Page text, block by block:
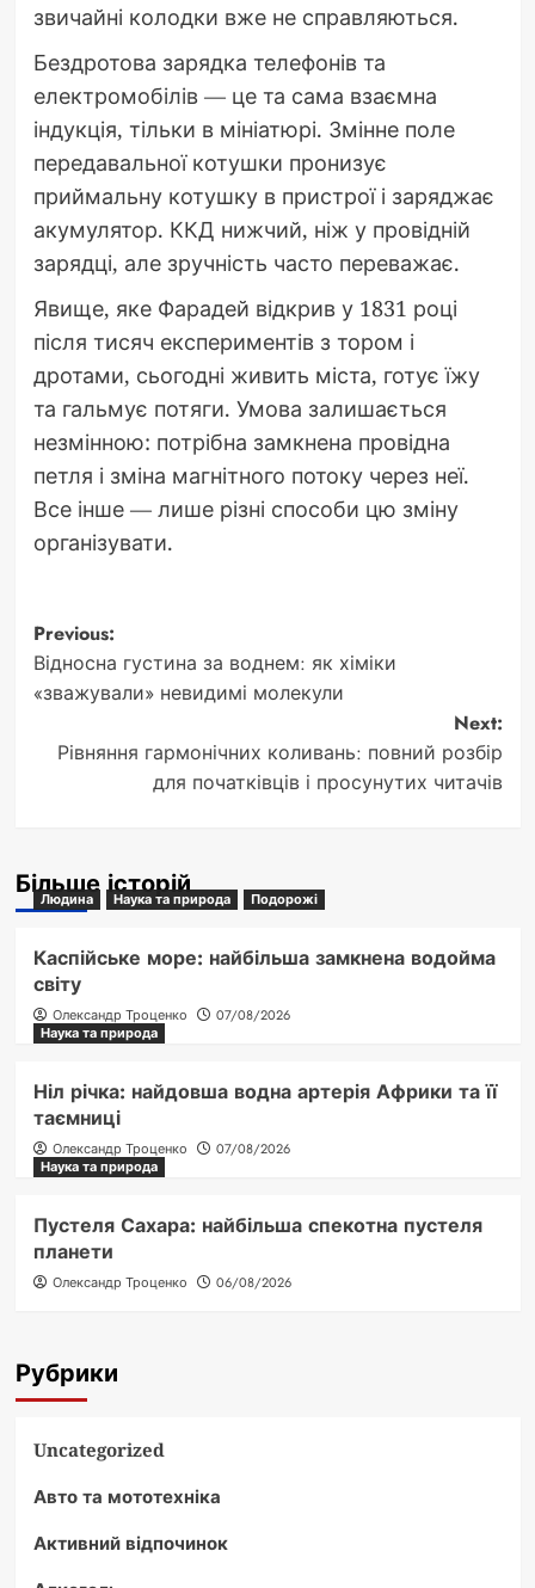
звичайні колодки вже не справляються.
Бездротова зарядка телефонів та
електромобілів — це та сама взаємна
індукція, тільки в мініатюрі. Змінне поле
передавальної котушки пронизує
приймальну котушку в пристрої і заряджає
акумулятор. ККД нижчий, ніж у провідній
зарядці, але зручність часто переважає.
Явище, яке Фарадей відкрив у 1831 році
після тисяч експериментів з тором і
дротами, сьогодні живить міста, готує їжу
та гальмує потяги. Умова залишається
незмінною: потрібна замкнена провідна
петля і зміна магнітного потоку через неї.
Все інше — лише різні способи цю зміну
організувати.
Post
navigation
Previous:
Відносна густина за воднем: як хіміки
«зважували» невидимі молекули
Next:
Рівняння гармонічних коливань: повний розбір
для початківців і просунутих читачів
Більше історій
Людина Наука та природа Подорожі
Каспійське море: найбільша замкнена водойма
світу
Олександр Троценко
07/08/2026
Наука та природа
Ніл річка: найдовша водна артерія Африки та її
таємниці
Олександр Троценко
07/08/2026
Наука та природа
Пустеля Сахара: найбільша спекотна пустеля
планети
Олександр Троценко 06/08/2026
Рубрики
Uncategorized
Авто та мототехніка
Активний відпочинок